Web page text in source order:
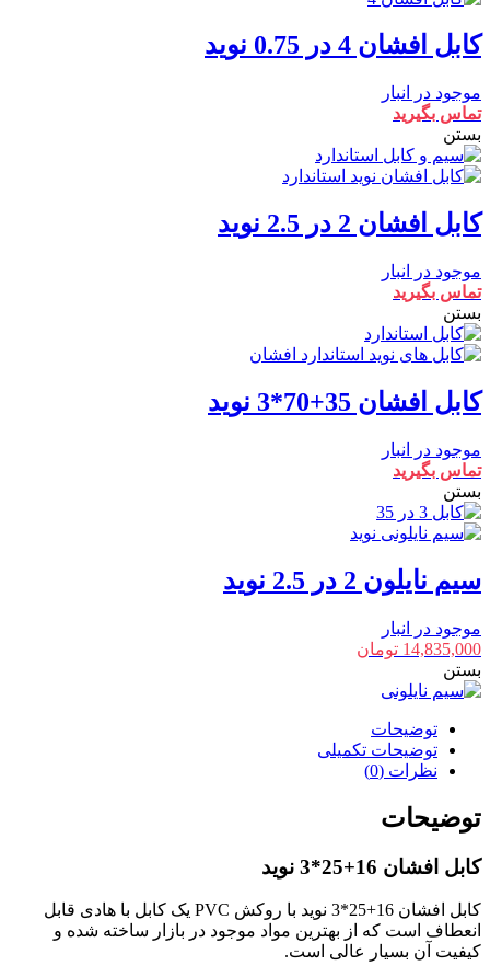
کابل افشان 4 در 0.75 نوید
موجود در انبار
تماس بگیرید
بستن
کابل افشان 2 در 2.5 نوید
موجود در انبار
تماس بگیرید
بستن
کابل افشان 35+70*3 نوید
موجود در انبار
تماس بگیرید
بستن
سیم نایلون 2 در 2.5 نوید
موجود در انبار
14,835,000 تومان
بستن
توضیحات
توضیحات تکمیلی
نظرات (0)
توضیحات
کابل افشان 16+25*3 نوید
کابل افشان 16+25*3 نوید با روکش PVC یک کابل با هادی قابل
انعطاف است که از بهترین مواد موجود در بازار ساخته شده و
کیفیت آن بسیار عالی است.